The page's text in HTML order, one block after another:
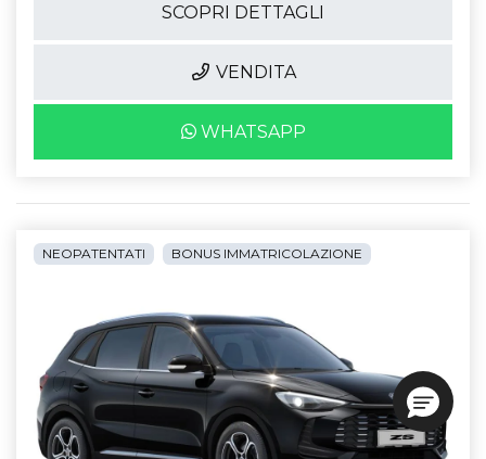
SCOPRI DETTAGLI
VENDITA
WHATSAPP
NEOPATENTATI BONUS IMMATRICOLAZIONE